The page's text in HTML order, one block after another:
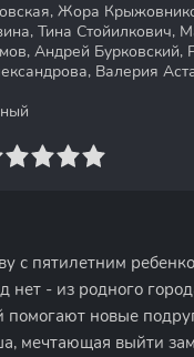
Жора
Тина Стойилкович,
Андрей
Валерия
с пятилетним
нет - из родного
помогают новые
мечтающая выйти